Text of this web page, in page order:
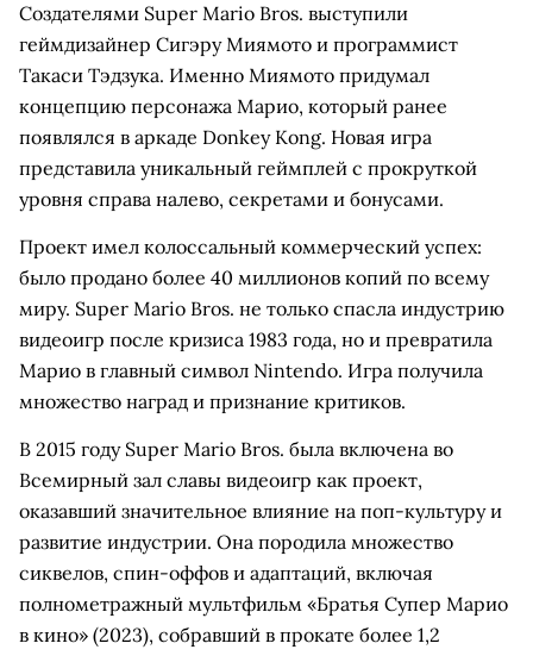
Создателями Super Mario Bros. выступили
геймдизайнер Сигэру Миямото и программист
Такаси Тэдзука. Именно Миямото придумал
концепцию персонажа Марио, который ранее
появлялся в аркаде Donkey Kong. Новая игра
представила уникальный геймплей с прокруткой
уровня справа налево, секретами и бонусами.
Проект имел колоссальный коммерческий успех:
было продано более 40 миллионов копий по всему
миру. Super Mario Bros. не только спасла индустрию
видеоигр после кризиса 1983 года, но и превратила
Марио в главный символ Nintendo. Игра получила
множество наград и признание критиков.
В 2015 году Super Mario Bros. была включена во
Всемирный зал славы видеоигр как проект,
оказавший значительное влияние на поп-культуру и
развитие индустрии. Она породила множество
сиквелов, спин-оффов и адаптаций, включая
полнометражный мультфильм «Братья Супер Марио
в кино» (2023), собравший в прокате более 1,2